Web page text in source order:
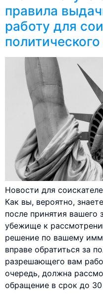
правила
работу для
Новости для
Как вы, вероятно,
после принятия вашего
убежище к
решение по вашему
вправе обратиться за
разрешающего вам
очередь, должна
обращение в срок до